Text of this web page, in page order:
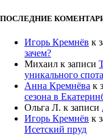
ПОСЛЕДНИЕ
Игорь Кремнёв к
зачем?
Михаил к записи
уникального
Анна Кремнёва к
сезона в
Ольга Л. к записи
Игорь Кремнёв к
Исетский пруд